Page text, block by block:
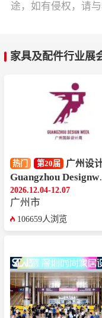
途，如有侵权，请与
家具及配件行业展
热门 第20届 广州设
2026.12.04-12.07
广州市
106659人浏览